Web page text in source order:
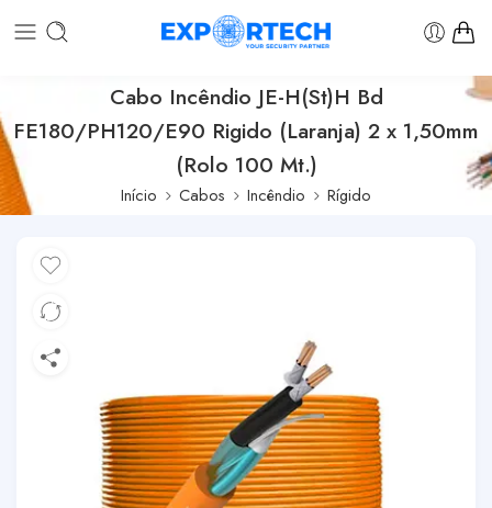
Cabo Incêndio JE-H(St)H Bd
FE180/PH120/E90 Rigido (Laranja) 2 x 1,50mm
(Rolo 100 Mt.)
Início Cabos Incêndio Rígido